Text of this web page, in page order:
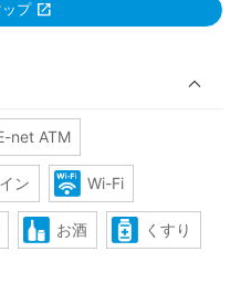
プ
net ATM
ン Wi-Fi
お酒 くすり